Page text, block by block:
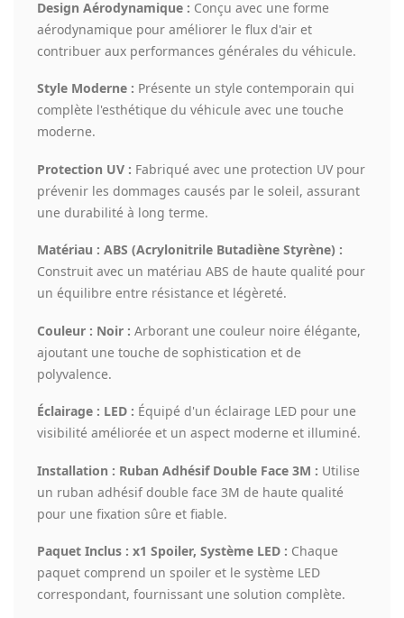
Design Aérodynamique : Conçu avec une forme
aérodynamique pour améliorer le flux d'air et
contribuer aux performances générales du véhicule.
Style Moderne : Présente un style contemporain qui
complète l'esthétique du véhicule avec une touche
moderne.
Protection UV : Fabriqué avec une protection UV pour
prévenir les dommages causés par le soleil, assurant
une durabilité à long terme.
Matériau : ABS (Acrylonitrile Butadiène Styrène) :
Construit avec un matériau ABS de haute qualité pour
un équilibre entre résistance et légèreté.
Couleur : Noir : Arborant une couleur noire élégante,
ajoutant une touche de sophistication et de
polyvalence.
Éclairage : LED : Équipé d'un éclairage LED pour une
visibilité améliorée et un aspect moderne et illuminé.
Installation : Ruban Adhésif Double Face 3M : Utilise
un ruban adhésif double face 3M de haute qualité
pour une fixation sûre et fiable.
Paquet Inclus : x1 Spoiler, Système LED : Chaque
paquet comprend un spoiler et le système LED
correspondant, fournissant une solution complète.